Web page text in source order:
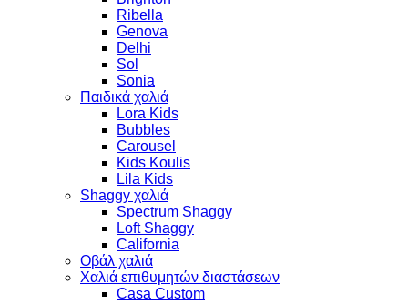
Ribella
Genova
Delhi
Sol
Sonia
Παιδικά χαλιά
Lora Kids
Bubbles
Carousel
Kids Koulis
Lila Kids
Shaggy χαλιά
Spectrum Shaggy
Loft Shaggy
California
Οβάλ χαλιά
Χαλιά επιθυμητών διαστάσεων
Casa Custom